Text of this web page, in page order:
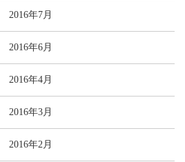
2016年7月
2016年6月
2016年4月
2016年3月
2016年2月